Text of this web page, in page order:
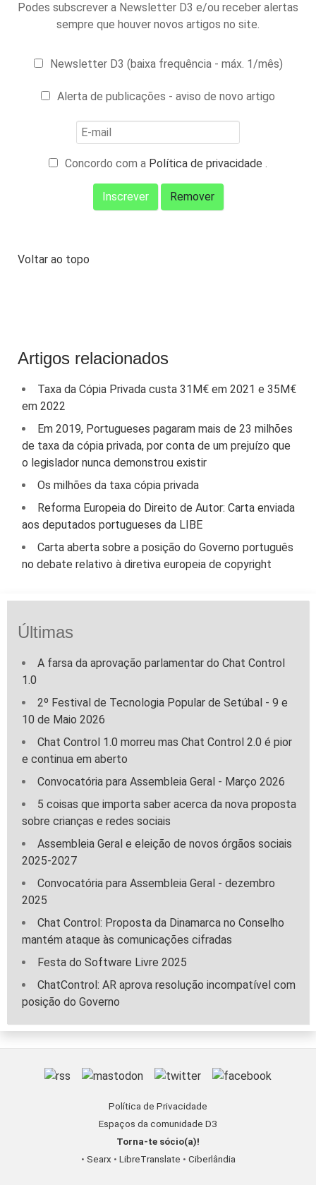
Podes subscrever a Newsletter D3 e/ou receber alertas
sempre que houver novos artigos no site.
Newsletter D3 (baixa frequência - máx. 1/mês)
Alerta de publicações - aviso de novo artigo
Concordo com a Política de privacidade .
Voltar ao topo
Artigos relacionados
Taxa da Cópia Privada custa 31M€ em 2021 e 35M€
em 2022
Em 2019, Portugueses pagaram mais de 23 milhões
de taxa da cópia privada, por conta de um prejuízo que
o legislador nunca demonstrou existir
Os milhões da taxa cópia privada
Reforma Europeia do Direito de Autor: Carta enviada
aos deputados portugueses da LIBE
Carta aberta sobre a posição do Governo português
no debate relativo à diretiva europeia de copyright
Últimas
A farsa da aprovação parlamentar do Chat Control
1.0
2º Festival de Tecnologia Popular de Setúbal - 9 e
10 de Maio 2026
Chat Control 1.0 morreu mas Chat Control 2.0 é pior
e continua em aberto
Convocatória para Assembleia Geral - Março 2026
5 coisas que importa saber acerca da nova proposta
sobre crianças e redes sociais
Assembleia Geral e eleição de novos órgãos sociais
2025-2027
Convocatória para Assembleia Geral - dezembro
2025
Chat Control: Proposta da Dinamarca no Conselho
mantém ataque às comunicações cifradas
Festa do Software Livre 2025
ChatControl: AR aprova resolução incompatível com
posição do Governo
Política de Privacidade
Espaços da comunidade D3
Torna-te sócio(a)!
• Searx • LibreTranslate • Ciberlândia